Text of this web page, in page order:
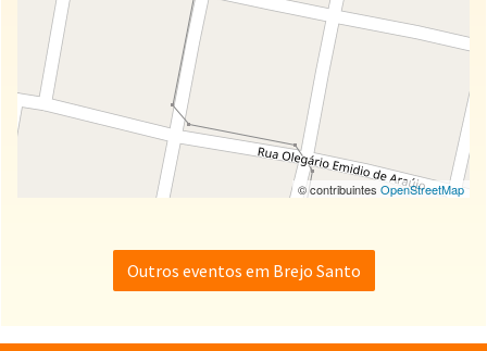
© contribuintes OpenStreetMap
Outros eventos em Brejo Santo